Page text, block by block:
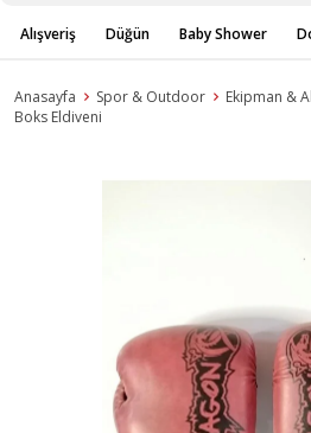
Alışveriş Düğün Baby Shower
Anasayfa Spor & Outdoor Ekipman &
Boks Eldiveni